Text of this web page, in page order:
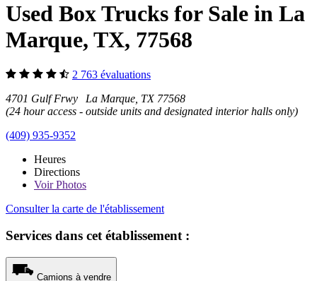
Used Box Trucks for Sale in La
Marque, TX, 77568
2 763 évaluations
4701 Gulf Frwy La Marque, TX 77568
(24 hour access - outside units and designated interior halls only)
(409) 935-9352
Heures
Directions
VoirPhotos
Consulter la carte de l'établissement
Services dans cet établissement :
Camions à vendre